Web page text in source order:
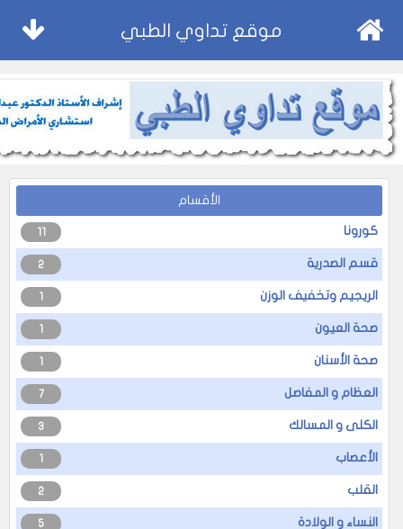
موقع تداوي الطبي
الأقسام
كورونا 11
قسم الصدرية 2
الريجيم وتخفيف الوزن 1
صحة العيون 1
صحة الأسنان 1
العظام و المفاصل 7
الكلى و المسالك 3
الأعصاب 1
القلب 2
النساء و الولادة 5